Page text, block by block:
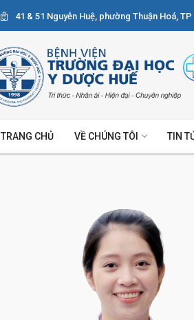
41 & 51 Nguyễn Huệ, phường Thuận Hoá, TP
TRANG CHỦ VỀ CHÚNG TÔI TIN